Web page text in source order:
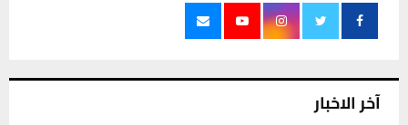
آخر الاخبار